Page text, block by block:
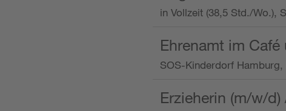
in Vollzeit (38,5 Std./Wo.),
Ehrenamt im
SOS-Kinderdorf
Erzieherin (m/w/